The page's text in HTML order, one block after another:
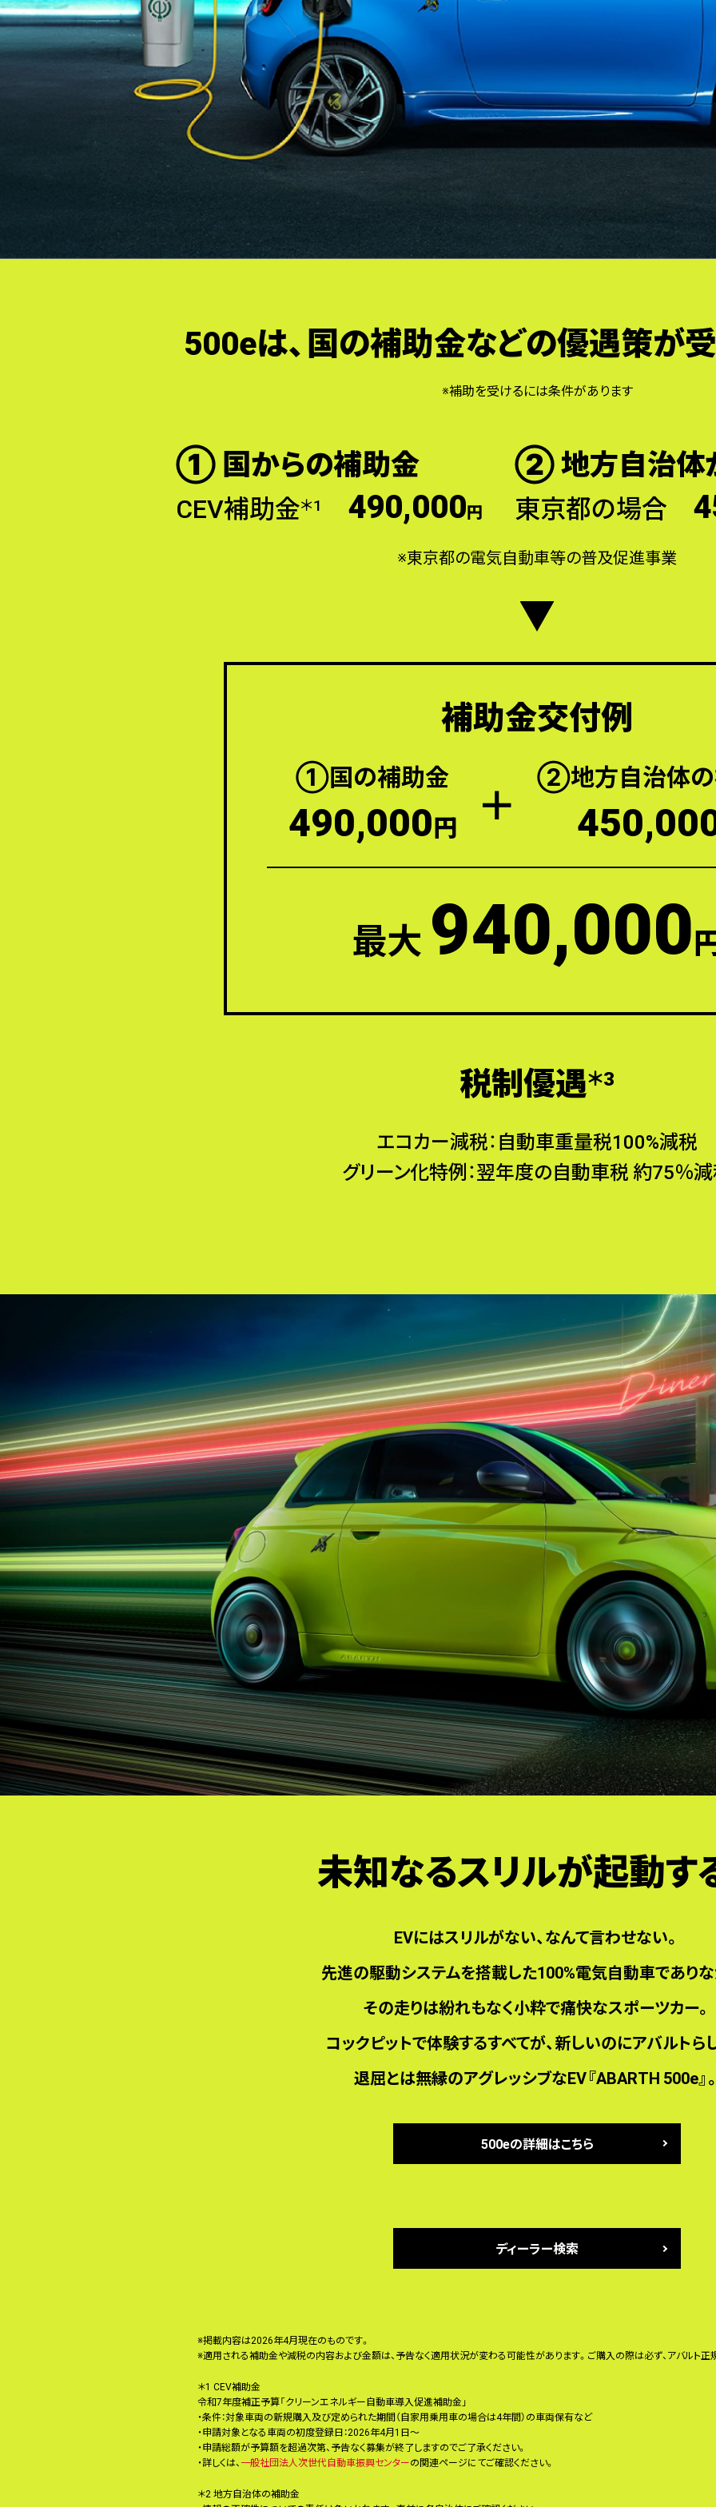
500eは、国の補助金などの優遇策が
※補助を受けるには条件があります
① 国からの補助金
CEV補助金＊1 490,000円
② 地方自治体
東京都の場合
※東京都の電気自動車等の普及促進事業
補助金交付例
①国の補助金
490,000円 ＋ ②地方自治体
最大 940,000
税制優遇＊3
エコカー減税：自動車重量税100%減税
グリーン化特例：翌年度の自動車税 約75％
未知なるスリルが起動す
EVにはスリルがない、なんて言わせない。
先進の駆動システムを搭載した100%電気自動車でありな
その走りは紛れもなく小粋で痛快なスポーツカー。
コックピットで体験するすべてが、新しいのにアバルトら
退屈とは無縁のアグレッシブなEV『ABARTH 500e』
500eの詳細はこちら
ディーラー検索
※掲載内容は2026年4月現在のものです。
※適用される補助金や減税の内容および金額は、予告なく適用状況が変わる可能性があります。ご購入の際は必ず、アバルト正
＊1 CEV補助金
令和7年度補正予算「クリーンエネルギー自動車導入促進補助金」
・条件：対象車両の新規購入及び定められた期間（自家用乗用車の場合は4年間）の車両保有など
・申請対象となる車両の初度登録日：2026年4月1日～
・申請総額が予算額を超過次第、予告なく募集が終了しますのでご了承ください。
・詳しくは、一般社団法人次世代自動車振興センターの関連ページにてご確認ください。
＊2 地方自治体の補助金